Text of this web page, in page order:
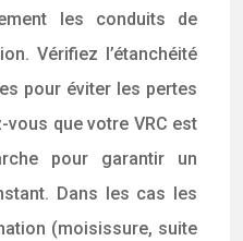
les conduits de
Vérifiez l’étanchéité
pour éviter les pertes
que votre VRC est
pour garantir un
Dans les cas les
(moisissure, suite